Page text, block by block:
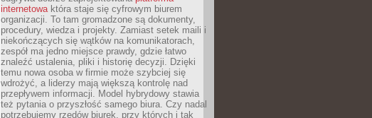
internetowaktóra staje się cyfrowym biurem
organizacji. To tam gromadzone są dokumenty,
procedury, wiedza i projekty. Zamiast setek maili i
niekończących się wątków na komunikatorach,
zespół ma jedno miejsce prawdy, gdzie łatwo
znaleźć ustalenia, pliki i historię decyzji. Dzięki
temu nowa osoba w firmie może szybciej się
wdrożyć, a liderzy mają większą kontrolę nad
przepływem informacji. Model hybrydowy stawia
też pytania o przyszłość samego biura. Czy nadal
potrzebujemy rzędów biurek, przy których i tak